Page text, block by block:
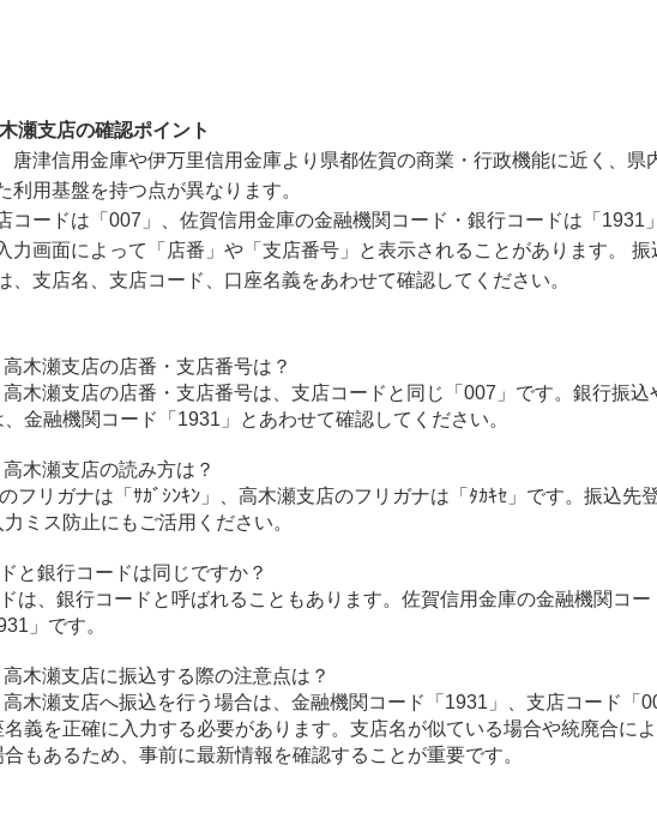
瀬支店の確認ポイント
唐津信用金庫や伊万里信用金庫より県都佐賀の商業・行政機能に近く、県
利用基盤を持つ点が異なります。
コードは「007」、佐賀信用金庫の金融機関コード・銀行コードは「1931
力画面によって「店番」や「支店番号」と表示されることがあります。 振
、支店名、支店コード、口座名義をあわせて確認してください。
木瀬支店の店番・支店番号は？
木瀬支店の店番・支店番号は、支店コードと同じ「007」です。銀行振込
金融機関コード「1931」とあわせて確認してください。
木瀬支店の読み方は？
フリガナは「ｻｶﾞｼﾝｷﾝ」、高木瀬支店のフリガナは「ﾀｶｷｾ」です。振込先
ミス防止にもご活用ください。
と銀行コードは同じですか？
は、銀行コードと呼ばれることもあります。佐賀信用金庫の金融機関コー
」です。
木瀬支店に振込する際の注意点は？
木瀬支店へ振込を行う場合は、金融機関コード「1931」、支店コード「
名義を正確に入力する必要があります。支店名が似ている場合や統廃合に
もあるため、事前に最新情報を確認することが重要です。